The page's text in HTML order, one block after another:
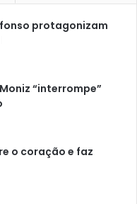
protagonizam
“interrompe”
o coração e faz